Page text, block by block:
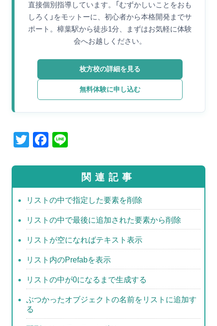
直接個別指導しています。「むずかしいことをおも
しろく」をモットーに、初心者から本格開発までサ
ポート。樟葉駅から徒歩1分、まずはお気軽に体験
会へお越しください。
枚方校の詳細を見る
無料体験に申し込む
T
tt
er
F
c
e
b
o
o
k
e 関連記事
リストの中で指定した要素を削除
リストの中で最後に追加された要素から削除
リストが空になればテキスト表示
リスト内のPrefabを表示
リストの中が0になるまで生成する
ぶつかったオブジェクトの名前をリストに追加す
る